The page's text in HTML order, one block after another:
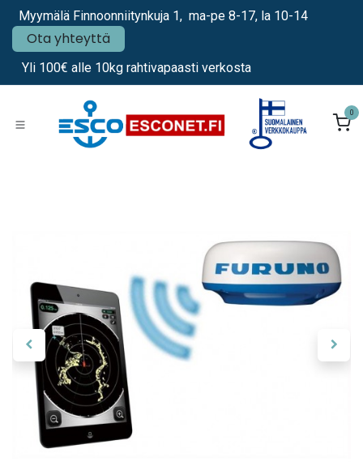
Siirry sisältöön
Myymälä Finnoonniitynkuja 1, ma-pe 8-17, la 10-14
Ota yhteyttä
Yli 100€ alle 10kg rahtivapaasti verkosta
0